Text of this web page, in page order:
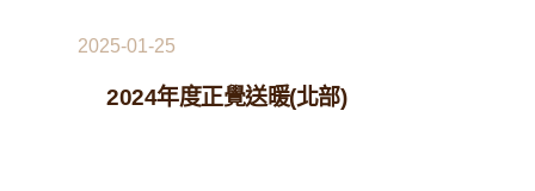
2025-01-25
2024年度正覺送暖(北部)